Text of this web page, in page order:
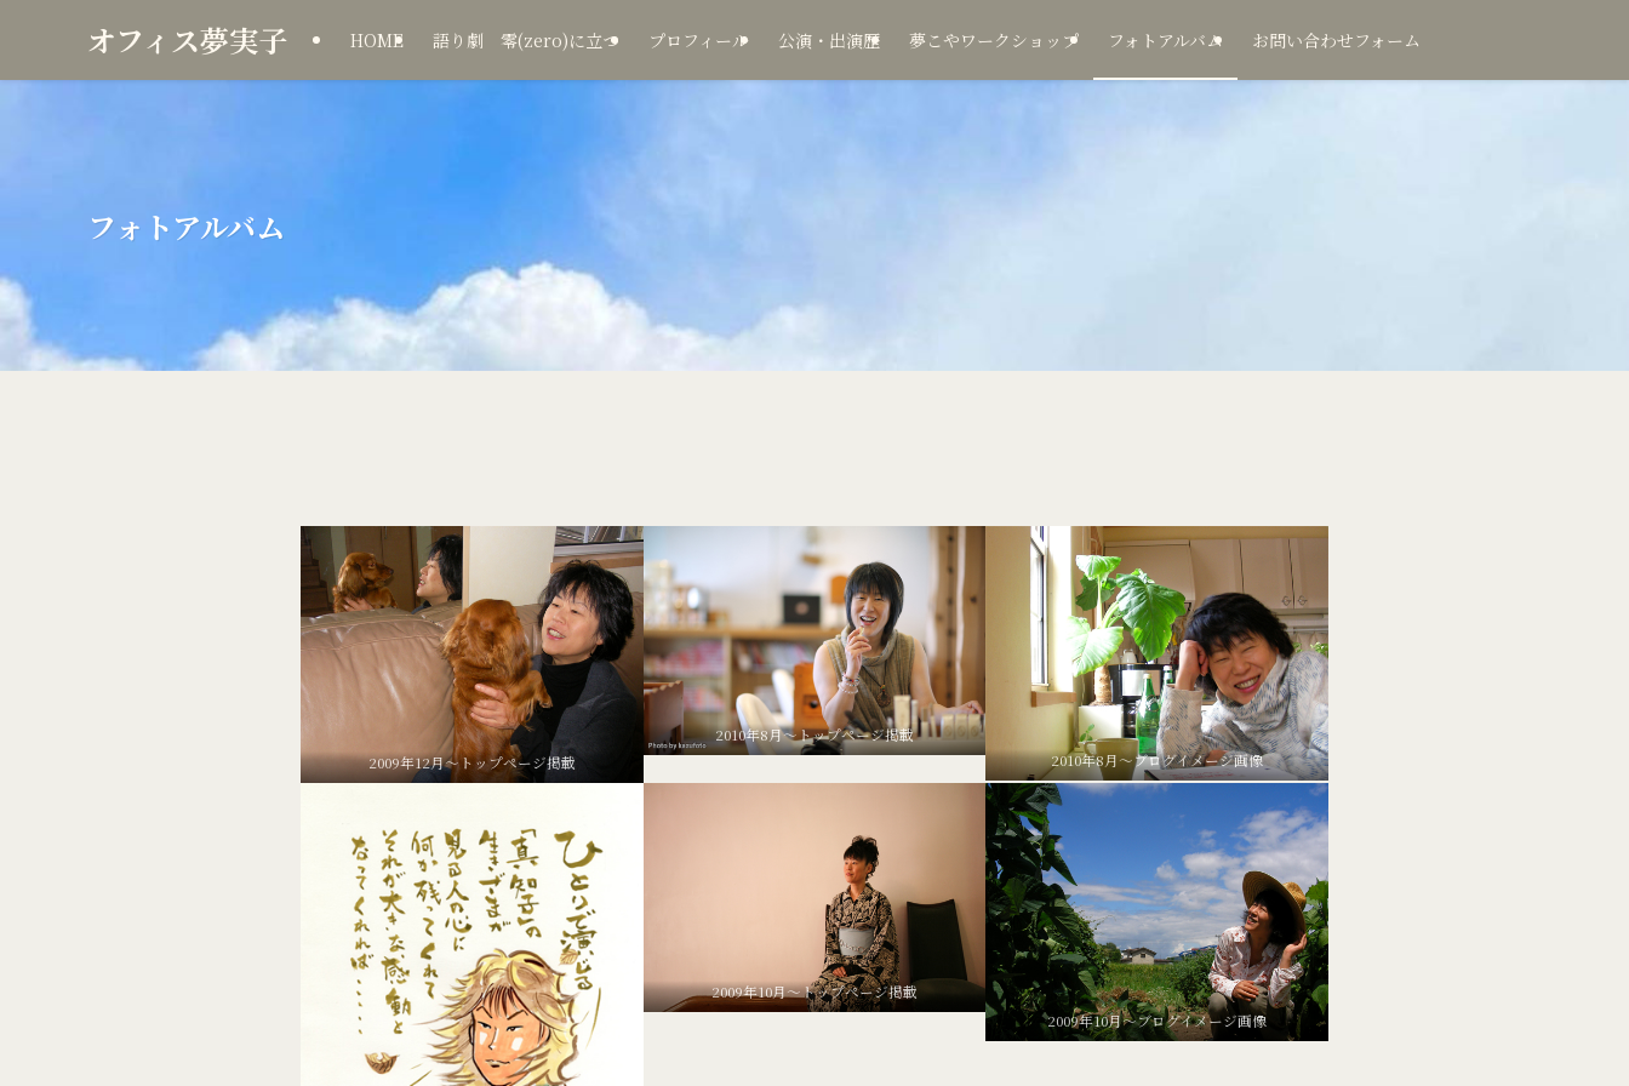
オフィス夢実子 HOME 語り劇 零(zero)に立つ プロフィール 公演・出演歴 夢こやワークショップ フォトアルバム お問い合わせフォーム
フォトアルバム
2009年12月～トップページ掲載
2010年8月～トップページ掲載
2010年8月～ブログイメージ画像
2009年10月～トップページ掲載
2009年10月～ブログイメージ画像